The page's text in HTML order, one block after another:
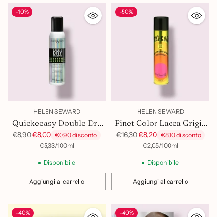
-10%
HELEN SEWARD
Quickeeasy Double Dry
Shampoo
Prezzo
€8,90€8,00 €0,90 di sconto
Prezzo
€5,33/
per 100ml
Disponibile
Aggiungi al carrello
Quantità
-50%
HELEN SEWARD
Finet Color Lacca Grigio
Topo
Prezzo
€16,30€8,20 €8,10 di sconto
Prezzo
€2,05/
per 100ml
Disponibile
Aggiungi al carrello
Quantità
-40% -40%